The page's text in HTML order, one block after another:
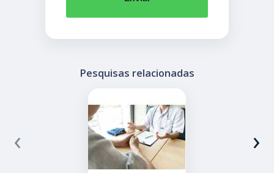
Pesquisas relacionadas
‹ ›